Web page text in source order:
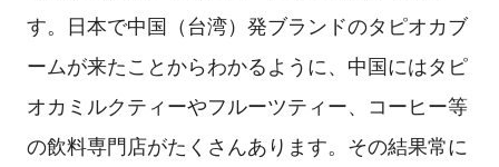
す。日本で中国（台湾）発ブランドのタピオカブ
ームが来たことからわかるように、中国にはタピ
オカミルクティーやフルーツティー、コーヒー等
の飲料専門店がたくさんあります。その結果常に